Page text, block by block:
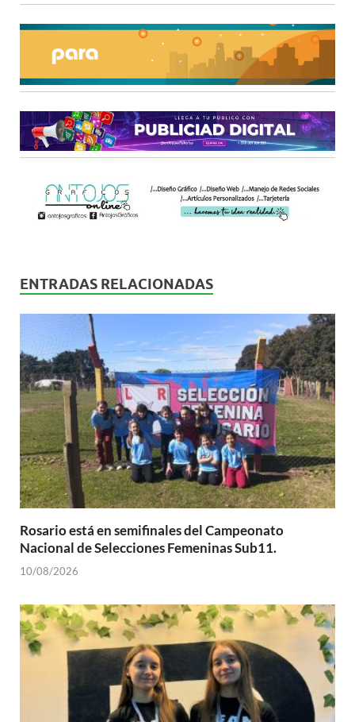
ENTRADAS RELACIONADAS
Rosario está en semifinales del Campeonato
Nacional de Selecciones Femeninas Sub11.
10/08/2026